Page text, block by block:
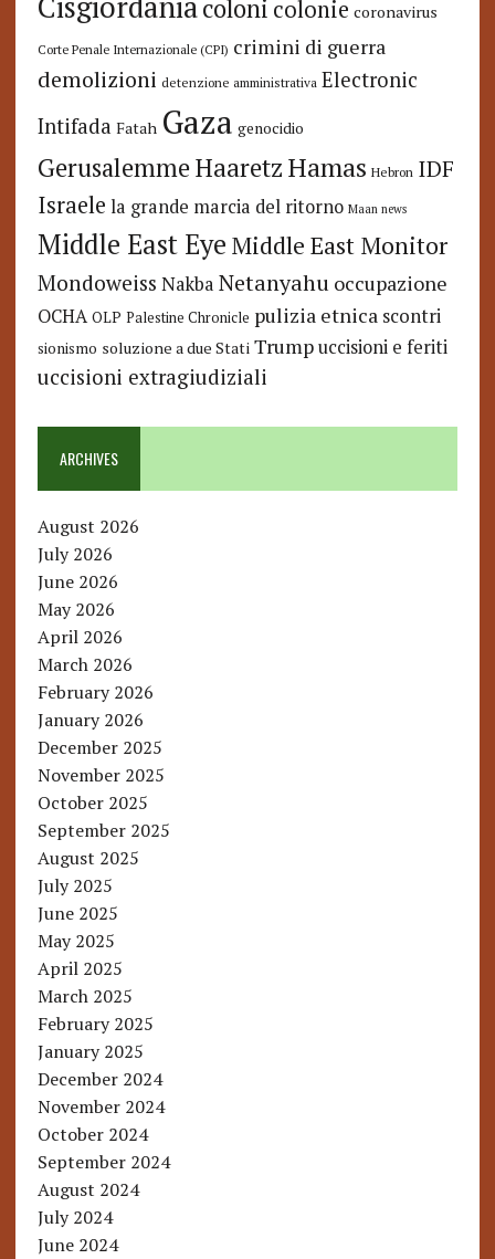
coloni colonie coronavirus
Corte Penale Internazionale (CPI) crimini di guerra
demolizioni detenzione amministrativa Electronic
Intifada Fatah Gaza genocidio
GerusalemmeHaaretzHamas Hebron IDF
Israele la grande marcia del ritorno Maan news
Middle East Eye Middle East Monitor
Mondoweiss Nakba Netanyahu occupazione
OCHA OLP Palestine Chronicle pulizia etnica scontri
sionismo soluzione a due Stati Trump uccisioni e feriti
uccisioni extragiudiziali
ARCHIVES
August 2026
July 2026
June 2026
May 2026
April 2026
March 2026
February 2026
January 2026
December 2025
November 2025
October 2025
September 2025
August 2025
July 2025
June 2025
May 2025
April 2025
March 2025
February 2025
January 2025
December 2024
November 2024
October 2024
September 2024
August 2024
July 2024
June 2024